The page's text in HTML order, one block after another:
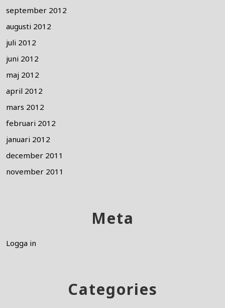
september 2012
augusti 2012
juli 2012
juni 2012
maj 2012
april 2012
mars 2012
februari 2012
januari 2012
december 2011
november 2011
Meta
Logga in
Categories